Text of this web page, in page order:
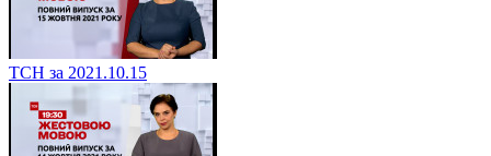
ТСН за 2021.10.15